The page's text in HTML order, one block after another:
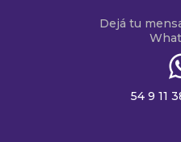
Dejá tu
54 9 11